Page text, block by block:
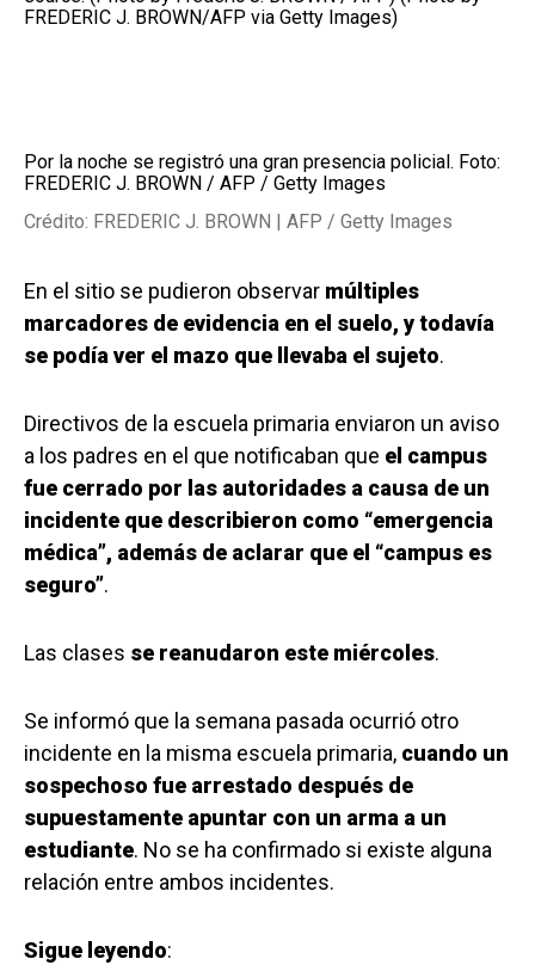
Por la noche se registró una gran presencia policial. Foto:
FREDERIC J. BROWN / AFP / Getty Images
Crédito: FREDERIC J. BROWN | AFP / Getty Images
En el sitio se pudieron observar múltiples
marcadores de evidencia en el suelo, y todavía
se podía ver el mazo que llevaba el sujeto.
Directivos de la escuela primaria enviaron un aviso
a los padres en el que notificaban que el campus
fue cerrado por las autoridades a causa de un
incidente que describieron como “emergencia
médica”, además de aclarar que el “campus es
seguro”.
Las clases se reanudaron este miércoles.
Se informó que la semana pasada ocurrió otro
incidente en la misma escuela primaria, cuando un
sospechoso fue arrestado después de
supuestamente apuntar con un arma a un
estudiante. No se ha confirmado si existe alguna
relación entre ambos incidentes.
Sigue leyendo: